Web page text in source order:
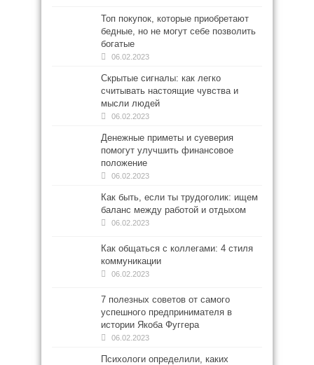
Топ покупок, которые приобретают
бедные, но не могут себе позволить
богатые
06.02.2023
Скрытые сигналы: как легко
считывать настоящие чувства и
мысли людей
06.02.2023
Денежные приметы и суеверия
помогут улучшить финансовое
положение
06.02.2023
Как быть, если ты трудоголик: ищем
баланс между работой и отдыхом
06.02.2023
Как общаться с коллегами: 4 стиля
коммуникации
06.02.2023
7 полезных советов от самого
успешного предпринимателя в
истории Якоба Фуггера
06.02.2023
Психологи определили, каких